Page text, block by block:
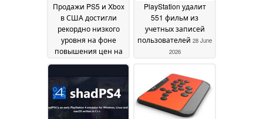
Продажи PS5 и Xbox
в США достигли
рекордно низкого
уровня на фоне
повышения цен на
позиции
PlayStation удалит
551 фильм из
учетных записей
пользователей 28 June
2026